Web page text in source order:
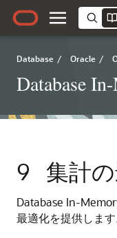
Database / Oracle /
Database
9 集計
Database In-
最適化を提供します